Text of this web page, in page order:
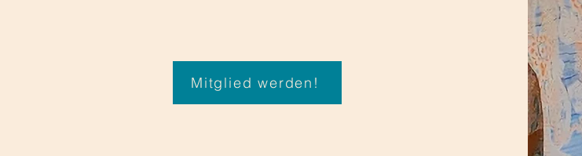
Mitglied werden!